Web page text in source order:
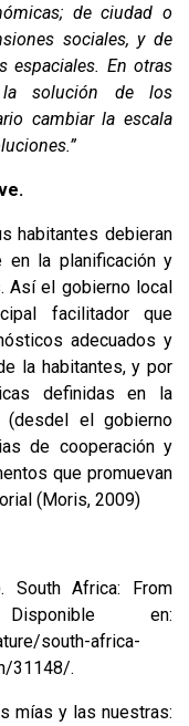
de ciudad o
sociales, y de
espaciales. En otras
la solución de los
cambiar la escala
habitantes debieran
en la planificación y
Así el gobierno local
facilitador que
adecuados y
la habitantes, y por
definidas en la
(desdel el gobierno
de cooperación y
que promuevan
(Moris, 2009)
South Africa: From
en:
south-africa-
31148/.
mías y las nuestras: